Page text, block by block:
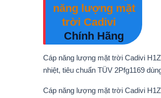
năng lượng mặt
trời Cadivi
Chính Hãng
Cáp năng lượng mặt trời Cadivi
nhiệt, tiêu chuẩn TÜV 2Pfg1169
Cáp năng lượng mặt trời Cadivi